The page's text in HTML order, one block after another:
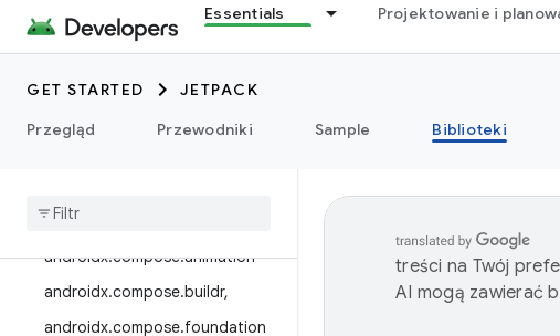
Essentials Projektowanie i
GET STARTED
JETPACK
Przegląd
Przewodniki Sample Biblioteki
androidx.camera.media3
androidx.camera.viewfinder
androidx.car
androidx
androidx.compose.animation
androidx.compose.buildr,
androidx.compose.foundation
treści na Twój
AI mogą zawierać